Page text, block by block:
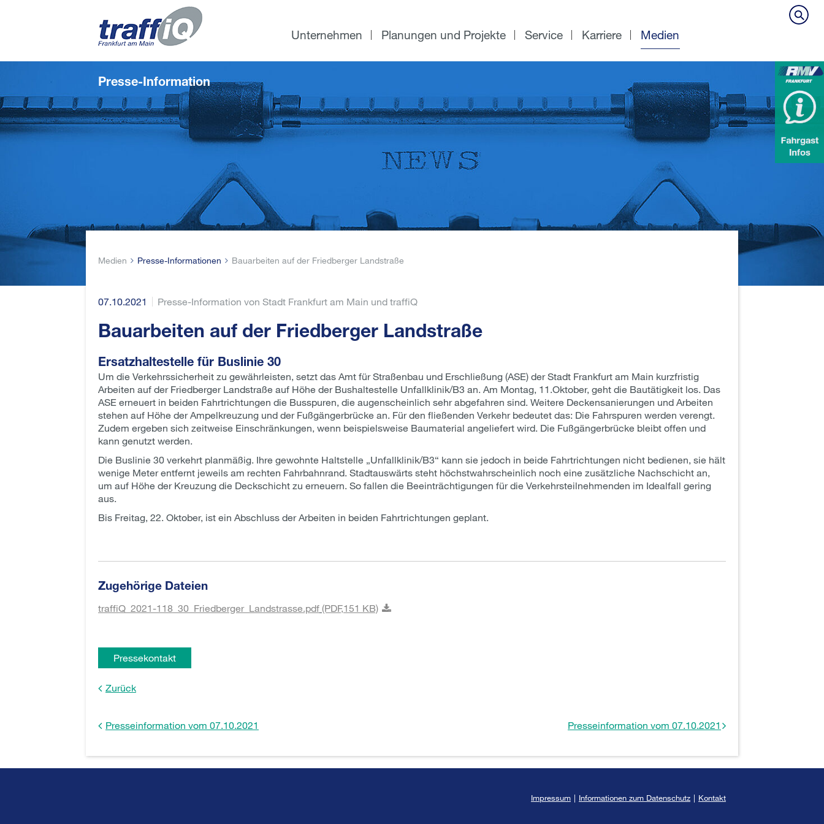
Unternehmen Planungen und Projekte Service Karriere Medien
Presse-Information
Medien Presse-Informationen Bauarbeiten auf der Friedberger Landstraße
07.10.2021 Presse-Information von Stadt Frankfurt am Main und traffiQ
Bauarbeiten auf der Friedberger Landstraße
Ersatzhaltestelle für Buslinie 30
Um die Verkehrssicherheit zu gewährleisten, setzt das Amt für Straßenbau und Erschließung (ASE) der Stadt Frankfurt am Main kurzfristig
Arbeiten auf der Friedberger Landstraße auf Höhe der Bushaltestelle Unfallklinik/B3 an. Am Montag, 11.Oktober, geht die Bautätigkeit los. Das
ASE erneuert in beiden Fahrtrichtungen die Busspuren, die augenscheinlich sehr abgefahren sind. Weitere Deckensanierungen und Arbeiten
stehen auf Höhe der Ampelkreuzung und der Fußgängerbrücke an. Für den fließenden Verkehr bedeutet das: Die Fahrspuren werden verengt.
Zudem ergeben sich zeitweise Einschränkungen, wenn beispielsweise Baumaterial angeliefert wird. Die Fußgängerbrücke bleibt offen und
kann genutzt werden.
Die Buslinie 30 verkehrt planmäßig. Ihre gewohnte Haltstelle „Unfallklinik/B3“ kann sie jedoch in beide Fahrtrichtungen nicht bedienen, sie hält
wenige Meter entfernt jeweils am rechten Fahrbahnrand. Stadtauswärts steht höchstwahrscheinlich noch eine zusätzliche Nachschicht an,
um auf Höhe der Kreuzung die Deckschicht zu erneuern. So fallen die Beeinträchtigungen für die Verkehrsteilnehmenden im Idealfall gering
aus.
Bis Freitag, 22. Oktober, ist ein Abschluss der Arbeiten in beiden Fahrtrichtungen geplant.
Zugehörige Dateien
traffiQ_2021-118_30_Friedberger_Landstrasse.pdf (PDF,151 KB)
Pressekontakt
Zurück
Presseinformation vom 07.10.2021 Presseinformation vom 07.10.2021
Impressum | Informationen zum Datenschutz | Kontakt